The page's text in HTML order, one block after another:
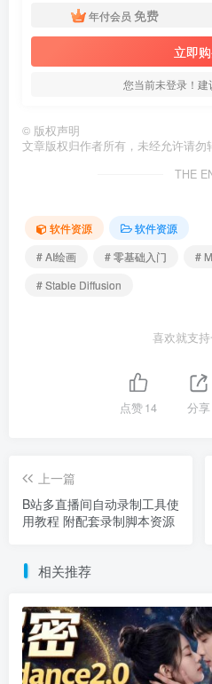
年付会员 免费
立即
您当前未登录！
© 版权声明
文章版权归作者所有，未经允许请勿
THE
软件资源
软件资源
# AI绘画
# 零基础入门
#
# Stable Diffusion
喜欢就支
点赞14 分享
上一篇
B站多直播间自动录制工具使
用教程 附配套录制脚本资源
相关推荐